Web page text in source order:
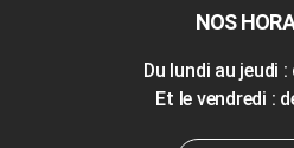
NOS
Du lundi au jeudi
Et le vendredi :